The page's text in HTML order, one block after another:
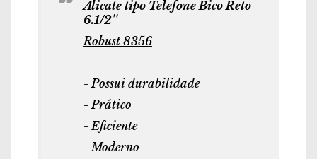
Alicate tipo Telefone Bico Reto
6.1/2''
Robust 8356
- Possui durabilidade
- Prático
- Eficiente
- Moderno